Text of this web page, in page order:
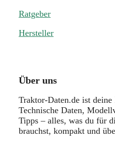
Ratgeber
Hersteller
Über uns
Traktor-Daten.de ist
Technische Daten,
Tipps – alles, was du für
brauchst, kompakt und